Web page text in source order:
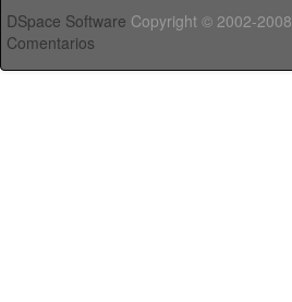
DSpace Software Copyright © 2002-2008
Comentarios